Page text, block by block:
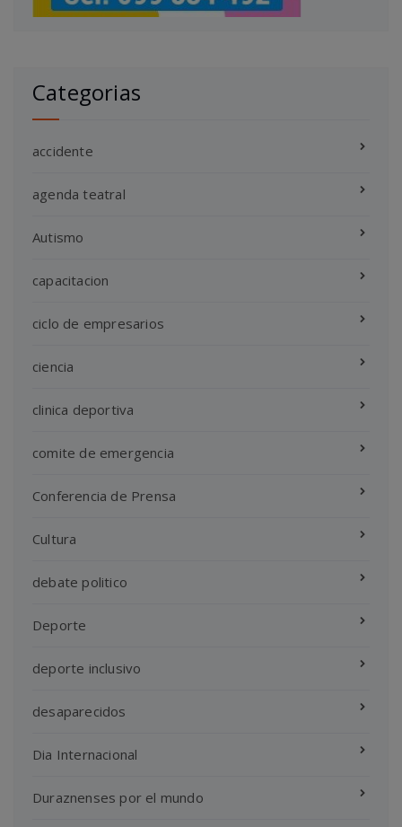
Categorias
accidente
agenda teatral
Autismo
capacitacion
ciclo de empresarios
ciencia
clinica deportiva
comite de emergencia
Conferencia de Prensa
Cultura
debate politico
Deporte
deporte inclusivo
desaparecidos
Dia Internacional
Duraznenses por el mundo